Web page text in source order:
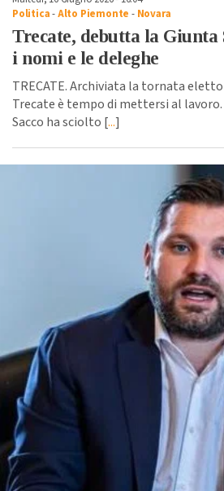
Politica-Alto Piemonte - Novara
Trecate, debutta la Giunta
i nomi e le deleghe
TRECATE. Archiviata la tornata
Trecate è tempo di mettersi al
Sacco ha sciolto [...]